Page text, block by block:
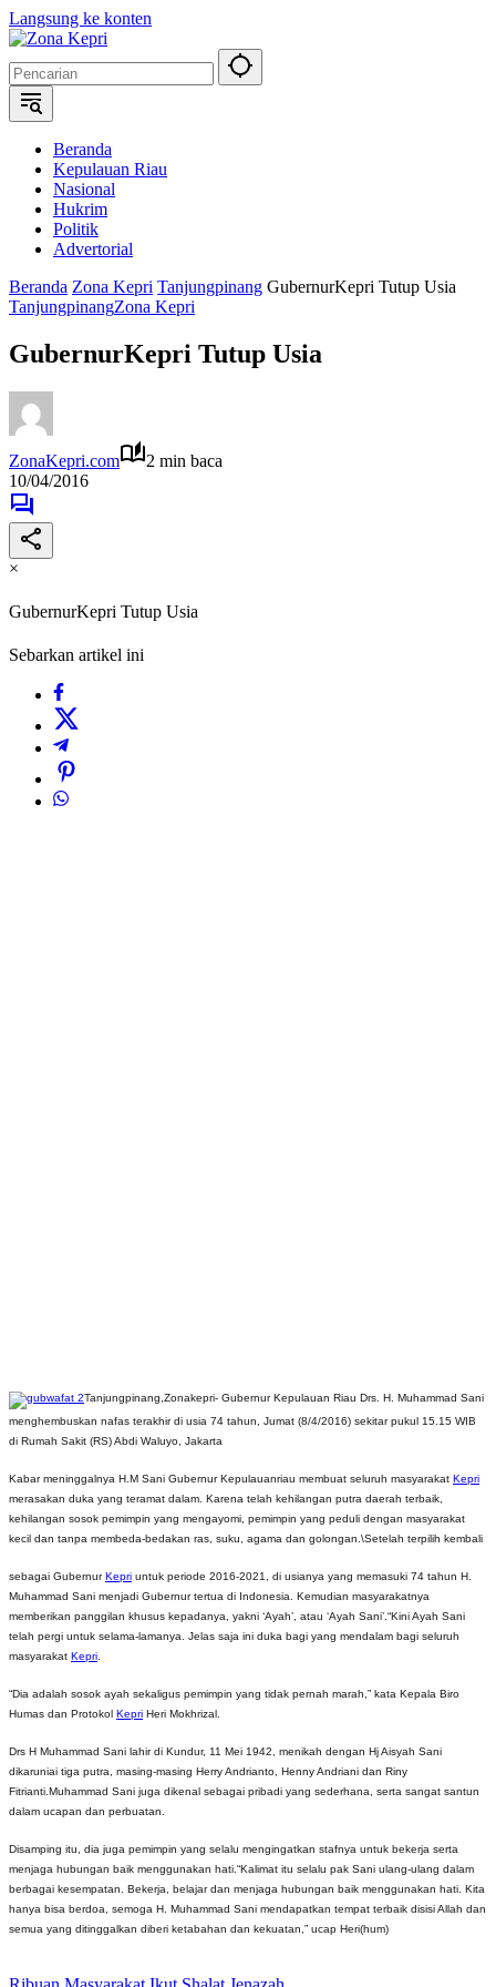
Langsung ke konten
Beranda
Kepulauan Riau
Nasional
Hukrim
Politik
Advertorial
Beranda Zona Kepri Tanjungpinang GubernurKepri Tutup Usia
TanjungpinangZona Kepri
GubernurKepri Tutup Usia
ZonaKepri.com
2 min baca
10/04/2016
×
GubernurKepri Tutup Usia
Sebarkan artikel ini
Tanjungpinang,Zonakepri- Gubernur Kepulauan Riau Drs. H. Muhammad Sani
menghembuskan nafas terakhir di usia 74 tahun, Jumat (8/4/2016) sekitar pukul 15.15 WIB
di Rumah Sakit (RS) Abdi Waluyo, Jakarta
Kabar meninggalnya H.M Sani Gubernur Kepulauanriau membuat seluruh masyarakat Kepri
merasakan duka yang teramat dalam. Karena telah kehilangan putra daerah terbaik,
kehilangan sosok pemimpin yang mengayomi, pemimpin yang peduli dengan masyarakat
kecil dan tanpa membeda-bedakan ras, suku, agama dan golongan.\Setelah terpilih kembali
sebagai GubernurKepri untuk periode 2016-2021, di usianya yang memasuki 74 tahun H.
Muhammad Sani menjadi Gubernur tertua di Indonesia. Kemudian masyarakatnya
memberikan panggilan khusus kepadanya, yakni ‘Ayah’, atau ‘Ayah Sani’.“Kini Ayah Sani
telah pergi untuk selama-lamanya. Jelas saja ini duka bagi yang mendalam bagi seluruh
masyarakat Kepri.
“Dia adalah sosok ayah sekaligus pemimpin yang tidak pernah marah,” kata Kepala Biro
Humas dan Protokol Kepri Heri Mokhrizal.
Drs H Muhammad Sani lahir di Kundur, 11 Mei 1942, menikah dengan Hj Aisyah Sani
dikaruniai tiga putra, masing-masing Herry Andrianto, Henny Andriani dan Riny
Fitrianti.Muhammad Sani juga dikenal sebagai pribadi yang sederhana, serta sangat santun
dalam ucapan dan perbuatan.
Disamping itu, dia juga pemimpin yang selalu mengingatkan stafnya untuk bekerja serta
menjaga hubungan baik menggunakan hati.“Kalimat itu selalu pak Sani ulang-ulang dalam
berbagai kesempatan. Bekerja, belajar dan menjaga hubungan baik menggunakan hati. Kita
hanya bisa berdoa, semoga H. Muhammad Sani mendapatkan tempat terbaik disisi Allah dan
semua yang ditinggalkan diberi ketabahan dan kekuatan,” ucap Heri(hum)